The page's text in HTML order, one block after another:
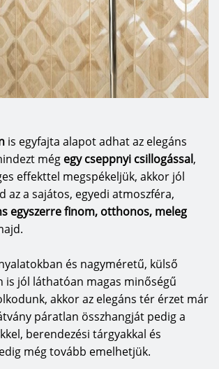
is egyfajta alapot adhat az elegáns
még egy cseppnyi csillogással,
effekttel megspékeljük, akkor jól
az a sajátos, egyedi atmoszféra,
egyszerre finom, otthonos, meleg
és nagyméretű, külső
is jól láthatóan magas minőségű
akkor az elegáns tér érzet már
páratlan összhangját pedig a
berendezési tárgyakkal és
még tovább emelhetjük.